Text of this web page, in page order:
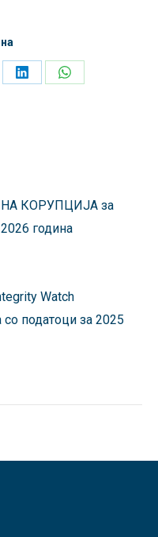
Share
Share
КОРУПЦИЈА за
година
Watch
податоци за 2025